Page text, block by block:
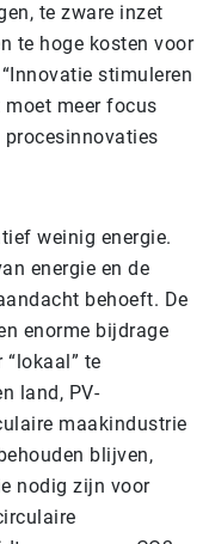
te zware inzet
te hoge kosten voor
stimuleren
meer focus
weinig energie.
energie en de
behoeft. De
enorme bijdrage
te
land, PV-
maakindustrie
blijven,
nodig zijn voor